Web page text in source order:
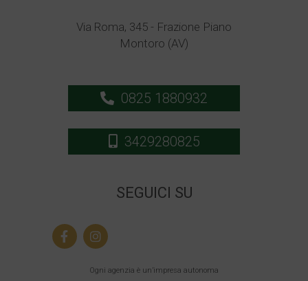
Via Roma, 345 - Frazione Piano
Montoro (AV)
0825 1880932
3429280825
SEGUICI SU
Ogni agenzia è un’impresa autonoma